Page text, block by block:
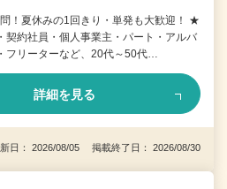
！夏休みの1回きり・単発も大歓迎！ ★
契約社員・個人事業主・パート・アルバ
フリーターなど、20代～50代…
詳細を見る
日： 2026/08/05 掲載終了日： 2026/08/30